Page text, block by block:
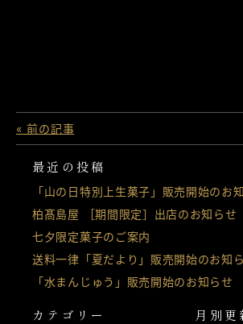
最近の投稿
「山の日特別上生菓子」販売開始のお
柏髙島屋 ［期間限定］出店のお知らせ
七夕限定菓子のご案内
送料一律「夏だより」販売開始のお知
「水まんじゅう」販売開始のお知らせ
カテゴリー 月別更
« 前の記事